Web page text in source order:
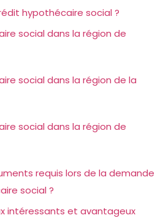
hypothécaire social ?
social dans la région de
social dans la région de la
social dans la région de
requis lors de la demande
social ?
intéressants et avantageux